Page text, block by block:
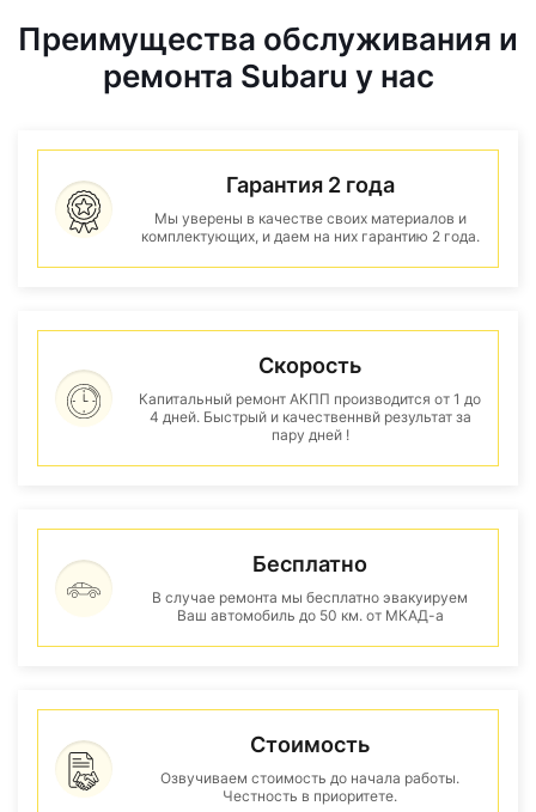
Преимущества обслуживания и
ремонта Subaru у нас
Гарантия 2 года
Мы уверены в качестве своих материалов и
комплектующих, и даем на них гарантию 2 года.
Скорость
Капитальный ремонт АКПП производится от 1 до
4 дней. Быстрый и качественнвй результат за
пару дней !
Бесплатно
В случае ремонта мы бесплатно эвакуируем
Ваш автомобиль до 50 км. от МКАД-а
Стоимость
Озвучиваем стоимость до начала работы.
Честность в приоритете.